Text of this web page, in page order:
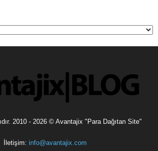
2010 - 2026 © Avantajix "Para Dağıtan Site"
İletişim: info@avantajix.com